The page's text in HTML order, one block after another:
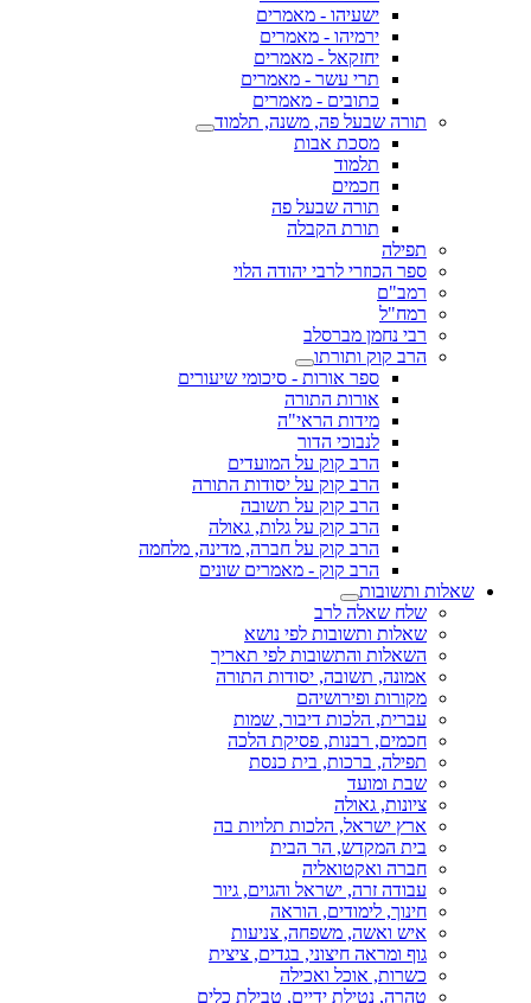
ישעיהו - מאמרים
ירמיהו - מאמרים
יחזקאל - מאמרים
תרי עשר - מאמרים
כתובים - מאמרים
תורה שבעל פה, משנה, תלמוד
מסכת אבות
תלמוד
חכמים
תורה שבעל פה
תורת הקבלה
תפילה
ספר הכוזרי לרבי יהודה הלוי
רמב"ם
רמח"ל
רבי נחמן מברסלב
הרב קוק ותורתו
ספר אורות - סיכומי שיעורים
אורות התורה
מידות הראי"ה
לנבוכי הדור
הרב קוק על המועדים
הרב קוק על יסודות התורה
הרב קוק על תשובה
הרב קוק על גלות, גאולה
הרב קוק על חברה, מדינה, מלחמה
הרב קוק - מאמרים שונים
שאלות ותשובות
שלח שאלה לרב
שאלות ותשובות לפי נושא
השאלות והתשובות לפי תאריך
אמונה, תשובה, יסודות התורה
מקורות ופירושיהם
עברית, הלכות דיבור, שמות
חכמים, רבנות, פסיקת הלכה
תפילה, ברכות, בית כנסת
שבת ומועד
ציונות, גאולה
ארץ ישראל, הלכות תלויות בה
בית המקדש, הר הבית
חברה ואקטואליה
עבודה זרה, ישראל והגוים, גיור
חינוך, לימודים, הוראה
איש ואשה, משפחה, צניעות
גוף ומראה חיצוני, בגדים, ציצית
כשרות, אוכל ואכילה
טהרה, נטילת ידיים, טבילת כלים